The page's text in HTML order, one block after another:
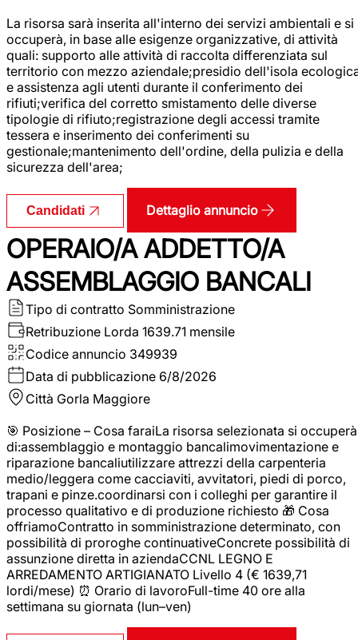
La risorsa sarà inserita all'interno dei servizi ambientali e si
occuperà, in base alle esigenze organizzative, di attività
quali: supporto alle attività di raccolta differenziata sul
territorio con mezzo aziendale;presidio dell'isola
e assistenza agli utenti durante il conferimento dei
rifiuti;verifica del corretto smistamento delle diverse
tipologie di rifiuto;registrazione degli accessi tramite
tessera e inserimento dei conferimenti su
gestionale;mantenimento dell'ordine, della pulizia e della
sicurezza dell'area;
Candidati Dettaglio annuncio
OPERAIO/A ADDETTO/A
ASSEMBLAGGIO BANCALI
Tipo di contratto Somministrazione
Retribuzione Lorda 1639.71 mensile
Codice annuncio 349939
Data di pubblicazione 6/8/2026
Città Gorla Maggiore
🎯 Posizione – Cosa faraiLa risorsa selezionata si occuperà
di:assemblaggio e montaggio bancalimovimentazione e
riparazione bancaliutilizzare attrezzi della carpenteria
medio/leggera come cacciaviti, avvitatori, piedi di porco,
trapani e pinze.coordinarsi con i colleghi per garantire il
processo qualitativo e di produzione richiesto 🎁 Cosa
offriamoContratto in somministrazione determinato, con
possibilità di proroghe continuativeConcrete possibilità di
assunzione diretta in aziendaCCNL LEGNO E
ARREDAMENTO ARTIGIANATO Livello 4 (€ 1639,71
lordi/mese) ⏰ Orario di lavoroFull-time 40 ore alla
settimana su giornata (lun–ven)